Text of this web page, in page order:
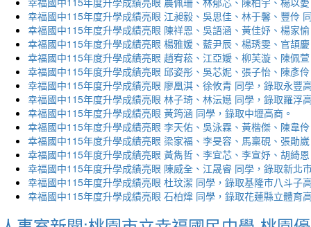
幸福國中115年度升學成績亮眼 江昶毅、吳思佳、林于馨、豐伶
幸福國中115年度升學成績亮眼 陳祥恩、吳語涵、黃佳妤、楊家
幸福國中115年度升學成績亮眼 楊雅媛、藍尹辰、楊琇雯、官頡
幸福國中115年度升學成績亮眼 趙宥菘、江亞嬡、柳芙漩、陳佩
幸福國中115年度升學成績亮眼 邱姿彤、吳芯妮、張子怡、陳彥
幸福國中115年度升學成績亮眼 廖凰淇、徐攸青 同學，錄取永豐
幸福國中115年度升學成績亮眼 林子琦、林沄嬨 同學，錄取羅浮
幸福國中115年度升學成績亮眼 黃筠涵 同學，錄取中壢高商。
幸福國中115年度升學成績亮眼 李天佑、吳泳霖、黃楷傑、陳韋
幸福國中115年度升學成績亮眼 梁家福、李旻容、馬稟硯、張勛
幸福國中115年度升學成績亮眼 黃雋哲、李宜芯、李宣妤、胡綺
幸福國中115年度升學成績亮眼 陳威全、江晟睿 同學，錄取新北
幸福國中115年度升學成績亮眼 杜玟潔 同學，錄取基隆市八斗子
幸福國中115年度升學成績亮眼 石柏煒 同學，錄取花蓮縣立體育